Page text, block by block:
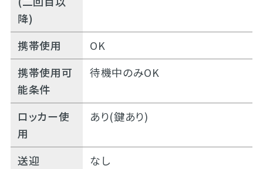
降)
携帯使用
OK
携帯使用可
能条件
待機中のみOK
ロッカー使
用
あり(鍵あり)
送迎
なし